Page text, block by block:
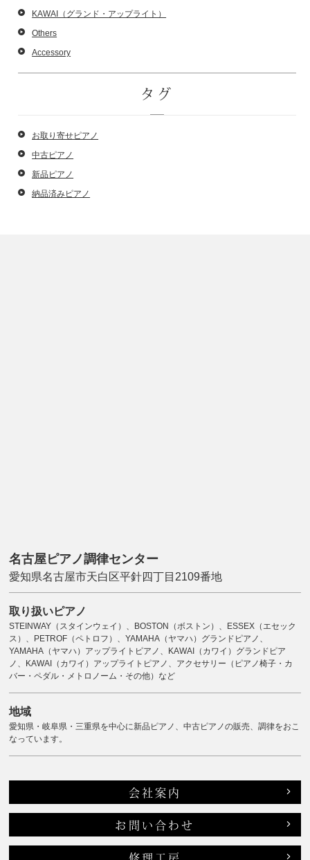
KAWAI（グランド・アップライト）
Others
Accessory
タグ
お取り寄せピアノ
中古ピアノ
新品ピアノ
納品済みピアノ
名古屋ピアノ調律センター
愛知県名古屋市天白区平針四丁目2109番地
取り扱いピアノ
STEINWAY（スタインウェイ）、BOSTON（ボストン）、ESSEX（エセック
ス）、PETROF（ペトロフ）、YAMAHA（ヤマハ）グランドピアノ、
YAMAHA（ヤマハ）アップライトピアノ、KAWAI（カワイ）グランドピア
ノ、KAWAI（カワイ）アップライトピアノ、アクセサリー（ピアノ椅子・カ
バー・ペダル・メトロノーム・その他）など
地域
愛知県・岐阜県・三重県を中心に新品ピアノ、中古ピアノの販売、調律をおこ
なっています。
会社案内
お問い合わせ